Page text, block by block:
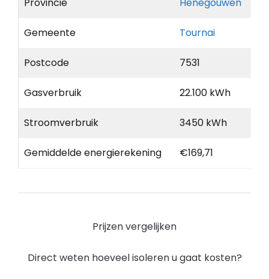
Gemeente Tournai
Postcode 7531
Gasverbruik 22.100 kWh
Stroomverbruik 3450 kWh
Gemiddelde energierekening €169,71
Prijzen vergelijken
Direct weten hoeveel isoleren u gaat kosten?